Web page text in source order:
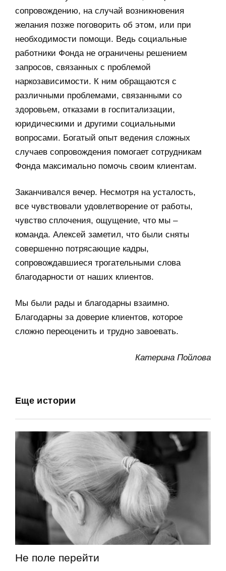
сопровождению, на случай возникновения
желания позже поговорить об этом, или при
необходимости помощи. Ведь социальные
работники Фонда не ограничены решением
запросов, связанных с проблемой
наркозависимости. К ним обращаются с
различными проблемами, связанными со
здоровьем, отказами в госпитализации,
юридическими и другими социальными
вопросами. Богатый опыт ведения сложных
случаев сопровождения помогает сотрудникам
Фонда максимально помочь своим клиентам.
Заканчивался вечер. Несмотря на усталость,
все чувствовали удовлетворение от работы,
чувство сплочения, ощущение, что мы –
команда. Алексей заметил, что были сняты
совершенно потрясающие кадры,
сопровождавшиеся трогательными слова
благодарности от наших клиентов.
Мы были рады и благодарны взаимно.
Благодарны за доверие клиентов, которое
сложно переоценить и трудно завоевать.
Катерина Пойлова
Еще истории
Не поле перейти